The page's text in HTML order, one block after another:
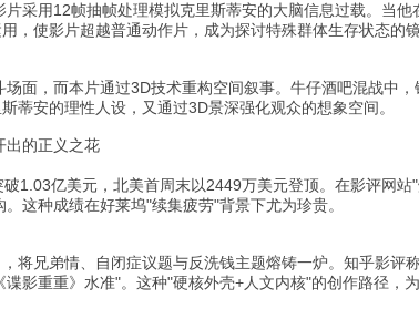
采用12帧抽帧处理模拟克里斯蒂安的大脑信息过载。当
，使影片超越普通动作片，成为探讨特殊群体生存状态的镜
面，而本片通过3D技术重构空间叙事。牛仔酒吧混战中
蒂安的理性人设，又通过3D景深强化观众的想象空间。
出的正义之花
1.03亿美元，北美首周末以2449万美元登顶。在影评网
这种成绩在好莱坞"续集疲劳"背景下尤为珍贵。
将兄弟情、自闭症议题与反洗钱主题熔铸一炉。知乎影
影重重》水准"。这种"硬核外壳+人文内核"的创作路径，